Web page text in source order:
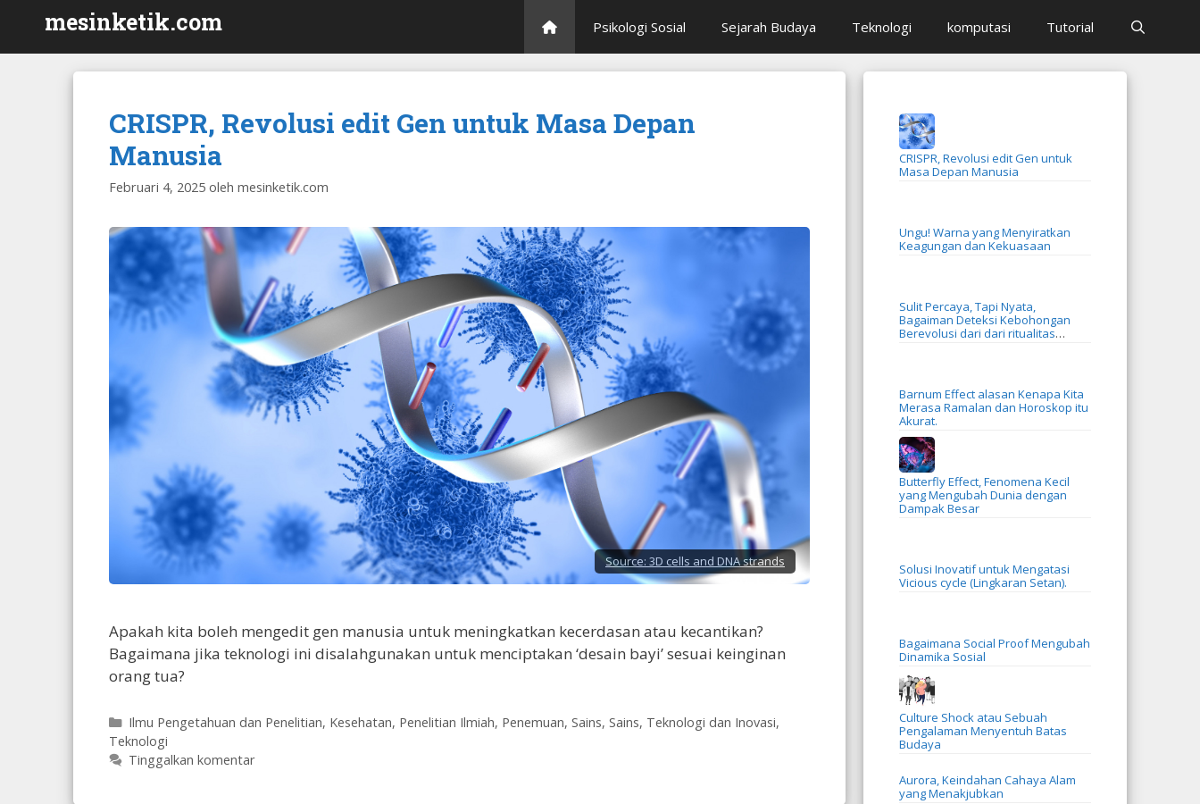
isi
mesinketik.com Psikologi Sosial Sejarah Budaya Teknologi komputasi Tutorial
CRISPR, Revolusi edit Gen untuk Masa Depan
Manusia
Februari 4, 2025 oleh mesinketik.com
Source: 3D cells and DNA strands
Apakah kita boleh mengedit gen manusia untuk meningkatkan kecerdasan atau kecantikan?
Bagaimana jika teknologi ini disalahgunakan untuk menciptakan ‘desain bayi’ sesuai keinginan
orang tua?
Kategori
Ilmu Pengetahuan dan Penelitian, Kesehatan, Penelitian Ilmiah, Penemuan, Sains, Sains, Teknologi dan Inovasi,
Teknologi
Tinggalkan komentar
CRISPR, Revolusi edit Gen untuk
Masa Depan Manusia
Ungu! Warna yang Menyiratkan
Keagungan dan Kekuasaan
Sulit Percaya, Tapi Nyata,
Bagaiman Deteksi Kebohongan
Berevolusi dari dari ritualitas
Barnum Effect alasan Kenapa Kita
Merasa Ramalan dan Horoskop itu
Akurat.
Butterfly Effect, Fenomena Kecil
yang Mengubah Dunia dengan
Dampak Besar
Solusi Inovatif untuk Mengatasi
Vicious cycle (Lingkaran Setan).
Bagaimana Social Proof Mengubah
Dinamika Sosial
Culture Shock atau Sebuah
Pengalaman Menyentuh Batas
Budaya
Aurora, Keindahan Cahaya Alam
yang Menakjubkan